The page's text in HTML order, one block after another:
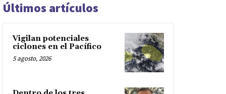
Últimos artículos
Vigilan potenciales
ciclones en el Pacífico
5 agosto, 2026